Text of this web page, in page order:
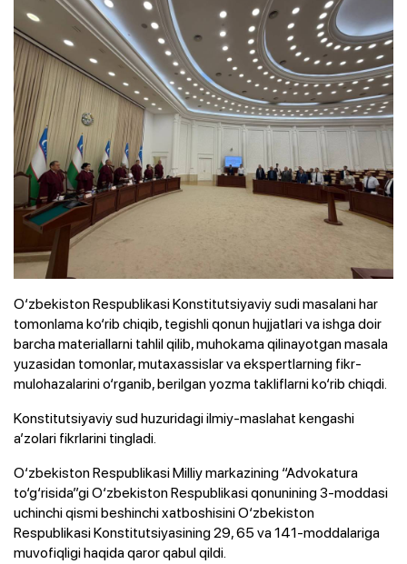
O‘zbekiston Respublikasi Konstitutsiyaviy sudi masalani har
tomonlama ko‘rib chiqib, tegishli qonun hujjatlari va ishga doir
barcha materiallarni tahlil qilib, muhokama qilinayotgan masala
yuzasidan tomonlar, mutaxassislar va ekspertlarning fikr-
mulohazalarini o‘rganib, berilgan yozma takliflarni ko‘rib chiqdi.
Konstitutsiyaviy sud huzuridagi ilmiy-maslahat kengashi
a’zolari fikrlarini tingladi.
O‘zbekiston Respublikasi Milliy markazining “Advokatura
to‘g‘risida”gi O‘zbekiston Respublikasi qonunining 3-moddasi
uchinchi qismi beshinchi xatboshisini O‘zbekiston
Respublikasi Konstitutsiyasining 29, 65 va 141-moddalariga
muvofiqligi haqida qaror qabul qildi.